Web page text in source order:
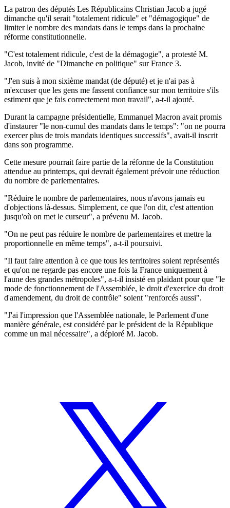
La patron des députés Les Républicains Christian Jacob a jugé
dimanche qu'il serait "totalement ridicule" et "démagogique" de
limiter le nombre des mandats dans le temps dans la prochaine
réforme constitutionnelle.
"C'est totalement ridicule, c'est de la démagogie", a protesté M.
Jacob, invité de "Dimanche en politique" sur France 3.
"J'en suis à mon sixième mandat (de député) et je n'ai pas à
m'excuser que les gens me fassent confiance sur mon territoire s'ils
estiment que je fais correctement mon travail", a-t-il ajouté.
Durant la campagne présidentielle, Emmanuel Macron avait promis
d'instaurer "le non-cumul des mandats dans le temps": "on ne pourra
exercer plus de trois mandats identiques successifs", avait-il inscrit
dans son programme.
Cette mesure pourrait faire partie de la réforme de la Constitution
attendue au printemps, qui devrait également prévoir une réduction
du nombre de parlementaires.
"Réduire le nombre de parlementaires, nous n'avons jamais eu
d'objections là-dessus. Simplement, ce que l'on dit, c'est attention
jusqu'où on met le curseur", a prévenu M. Jacob.
"On ne peut pas réduire le nombre de parlementaires et mettre la
proportionnelle en même temps", a-t-il poursuivi.
"Il faut faire attention à ce que tous les territoires soient représentés
et qu'on ne regarde pas encore une fois la France uniquement à
l'aune des grandes métropoles", a-t-il insisté en plaidant pour que "le
mode de fonctionnement de l'Assemblée, le droit d'exercice du droit
d'amendement, du droit de contrôle" soient "renforcés aussi".
"J'ai l'impression que l'Assemblée nationale, le Parlement d'une
manière générale, est considéré par le président de la République
comme un mal nécessaire", a déploré M. Jacob.